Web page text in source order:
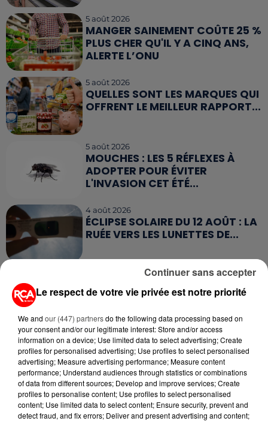
5 août 2026
MANGER SAINEMENT COÛTE 25 %
PLUS CHER QU'IL Y A CINQ ANS,
ALERTE L’ONU
5 août 2026
QUELLES SONT LES MARQUES QUI
OFFRENT LE MEILLEUR RAPPORT...
5 août 2026
MOUCHES : LES 5 RÉFLEXES À
ADOPTER POUR ÉVITER
L'INVASION CET ÉTÉ...
4 août 2026
ÉCLIPSE SOLAIRE DU 12 AOÛT : LA
RUÉE VERS LES LUNETTES DE...
CAMPING-CAR : CE QUE VOUS
AVEZ LE DROIT DE FAIRE... ET LES
RETROUVEZ TOUTE L'ACTU DE LA RÉGION ET
RECEVEZ LES ALERTES INFOS DE LA RÉDACTION
EN TÉLÉCHARGEANT L'APPLICATION MOBILE
Le respect de votre vie privée est notre priorité
We and our (447) partnersdo the following data processing based on
your consent and/or our legitimate interest: Store and/or access
information on a device; Use limited data to select advertising; Create
profiles for personalised advertising; Use profiles to select personalised
advertising; Measure advertising performance; Measure content
performance; Understand audiences through statistics or combinations
of data from different sources; Develop and improve services; Create
profiles to personalise content; Use profiles to select personalised
content; Use limited data to select content; Ensure security, prevent and
detect fraud, and fix errors; Deliver and present advertising and content;
Continuer sans accepter